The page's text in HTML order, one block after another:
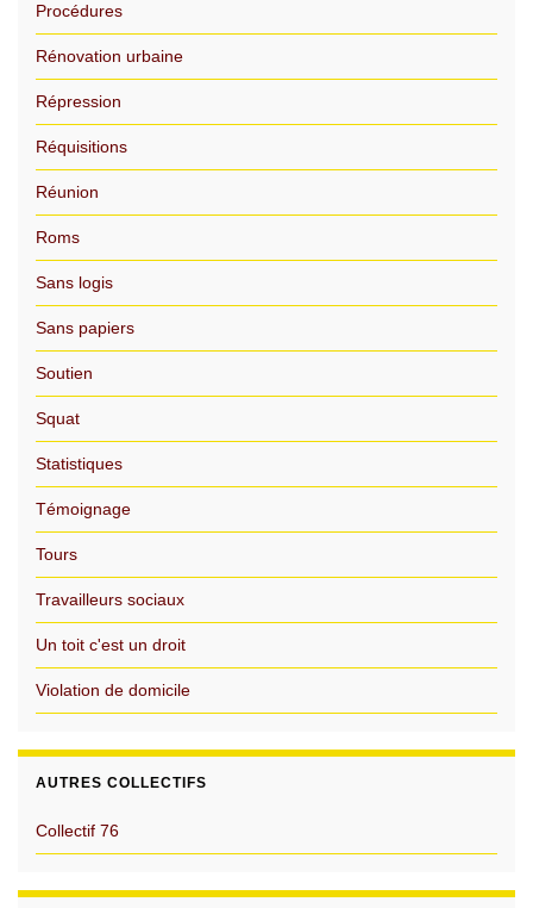
Procédures
Rénovation urbaine
Répression
Réquisitions
Réunion
Roms
Sans logis
Sans papiers
Soutien
Squat
Statistiques
Témoignage
Tours
Travailleurs sociaux
Un toit c'est un droit
Violation de domicile
AUTRES COLLECTIFS
Collectif 76